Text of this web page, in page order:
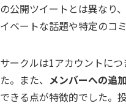
の公開ツイートとは異なり
イベートな話題や特定のコ
サークルは1アカウントに
た。また、 メンバーへの追
できる点が特徴的でした。